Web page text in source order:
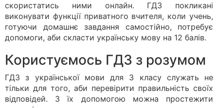
скористатись ними онлайн. ГДЗ покликані
виконувати функції приватного вчителя, коли учень,
готуючи домашнє завдання самостійно, потребує
допомоги, аби скласти українську мову на 12 балів.
Користуємось ГДЗ з розумом
ГДЗ з української мови для 3 класу служать не
тільки для того, аби перевірити правильність своїх
відповідей. З їх допомогою можна простежити